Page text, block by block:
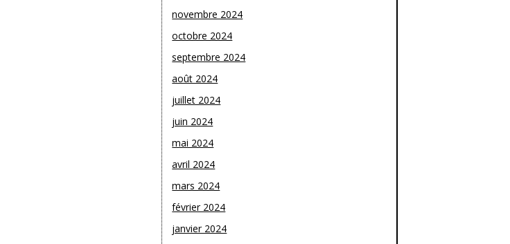
novembre 2024
octobre 2024
septembre 2024
août 2024
juillet 2024
juin 2024
mai 2024
avril 2024
mars 2024
février 2024
janvier 2024